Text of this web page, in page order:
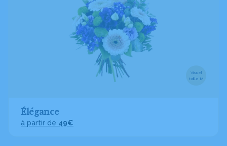
Visuel
taille M
Élégance
à partir de 49€